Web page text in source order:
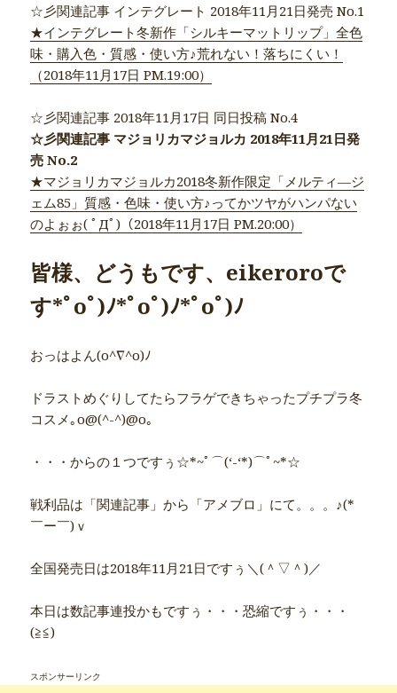
☆彡関連記事 インテグレート 2018年11月21日発売 No.1
★インテグレート冬新作「シルキーマットリップ」全色
味・購入色・質感・使い方♪荒れない！落ちにくい！
（2018年11月17日 PM.19:00）
☆彡関連記事 2018年11月17日 同日投稿 No.4
☆彡関連記事 マジョリカマジョルカ 2018年11月21日発
売 No.2
★マジョリカマジョルカ2018冬新作限定「メルティ―ジ
ェム85」質感・色味・使い方♪ってかツヤがハンパない
のよぉぉ( ﾟДﾟ)（2018年11月17日 PM.20:00）
皆様、どうもです、eikeroroで
す*ﾟoﾟ)ﾉ*ﾟoﾟ)ﾉ*ﾟoﾟ)ﾉ
おっはよん(o^∇^o)ﾉ
ドラストめぐりしてたらフラゲできちゃったプチプラ冬
コスメ｡o@(^-^)@o｡
・・・からの１つですぅ☆*~ﾟ⌒(‘-‘*)⌒ﾟ~*☆
戦利品は「関連記事」から「アメブロ」にて。。。♪(*
￣ー￣)ｖ
全国発売日は2018年11月21日ですぅ＼(＾▽＾)／
本日は数記事連投かもですぅ・・・恐縮ですぅ・・・
(≧≦)
スポンサーリンク